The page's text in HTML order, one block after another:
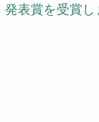
発表賞を受賞し